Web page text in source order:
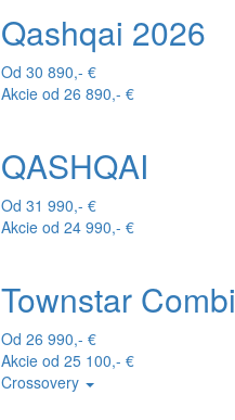
Qashqai 2026
Od 30 890,- €
Akcie od 26 890,- €
QASHQAI
Od 31 990,- €
Akcie od 24 990,- €
Townstar Combi
Od 26 990,- €
Akcie od 25 100,- €
Crossovery